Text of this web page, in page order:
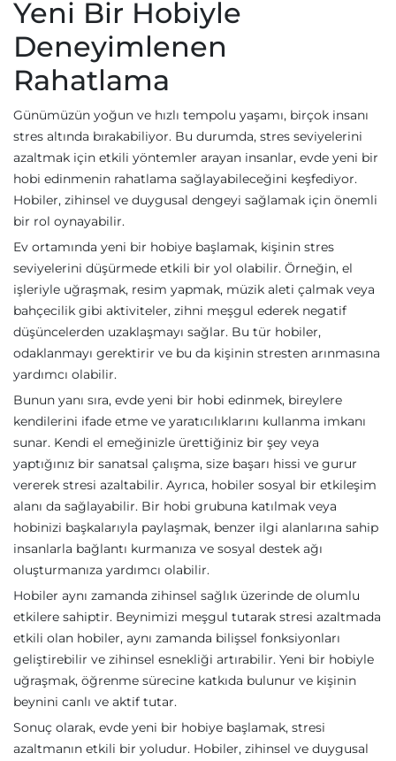
Yeni Bir Hobiyle
Deneyimlenen
Rahatlama
Günümüzün yoğun ve hızlı tempolu yaşamı, birçok insanı
stres altında bırakabiliyor. Bu durumda, stres seviyelerini
azaltmak için etkili yöntemler arayan insanlar, evde yeni bir
hobi edinmenin rahatlama sağlayabileceğini keşfediyor.
Hobiler, zihinsel ve duygusal dengeyi sağlamak için önemli
bir rol oynayabilir.
Ev ortamında yeni bir hobiye başlamak, kişinin stres
seviyelerini düşürmede etkili bir yol olabilir. Örneğin, el
işleriyle uğraşmak, resim yapmak, müzik aleti çalmak veya
bahçecilik gibi aktiviteler, zihni meşgul ederek negatif
düşüncelerden uzaklaşmayı sağlar. Bu tür hobiler,
odaklanmayı gerektirir ve bu da kişinin stresten arınmasına
yardımcı olabilir.
Bunun yanı sıra, evde yeni bir hobi edinmek, bireylere
kendilerini ifade etme ve yaratıcılıklarını kullanma imkanı
sunar. Kendi el emeğinizle ürettiğiniz bir şey veya
yaptığınız bir sanatsal çalışma, size başarı hissi ve gurur
vererek stresi azaltabilir. Ayrıca, hobiler sosyal bir etkileşim
alanı da sağlayabilir. Bir hobi grubuna katılmak veya
hobinizi başkalarıyla paylaşmak, benzer ilgi alanlarına sahip
insanlarla bağlantı kurmanıza ve sosyal destek ağı
oluşturmanıza yardımcı olabilir.
Hobiler aynı zamanda zihinsel sağlık üzerinde de olumlu
etkilere sahiptir. Beynimizi meşgul tutarak stresi azaltmada
etkili olan hobiler, aynı zamanda bilişsel fonksiyonları
geliştirebilir ve zihinsel esnekliği artırabilir. Yeni bir hobiyle
uğraşmak, öğrenme sürecine katkıda bulunur ve kişinin
beynini canlı ve aktif tutar.
Sonuç olarak, evde yeni bir hobiye başlamak, stresi
azaltmanın etkili bir yoludur. Hobiler, zihinsel ve duygusal